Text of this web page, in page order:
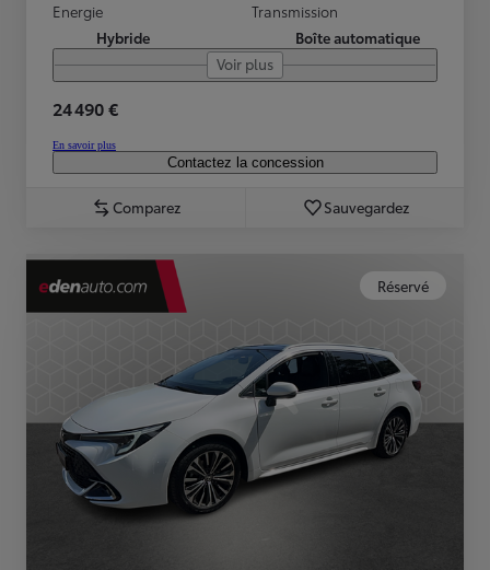
Energie
Hybride
Transmission
Boîte automatique
Voir plus
24 490 €
En savoir plus
Contactez la concession
Comparez Sauvegardez
Réservé